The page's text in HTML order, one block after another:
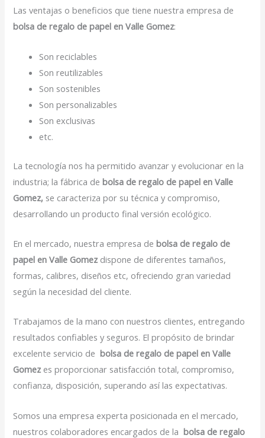
Las ventajas o beneficios que tiene nuestra empresa de
bolsa de regalo de papel en Valle Gomez:
Son reciclables
Son reutilizables
Son sostenibles
Son personalizables
Son exclusivas
etc.
La tecnología nos ha permitido avanzar y evolucionar en la
industria; la fábrica debolsa de regalo de papel en Valle
Gomez, se caracteriza por su técnica y compromiso,
desarrollando un producto final versión ecológico.
En el mercado, nuestra empresa debolsa de regalo de
papel en Valle Gomez dispone de diferentes tamaños,
formas, calibres, diseños etc, ofreciendo gran variedad
según la necesidad del cliente.
Trabajamos de la mano con nuestros clientes, entregando
resultados confiables y seguros. El propósito de brindar
excelente servicio debolsa de regalo de papel en Valle
Gomez es proporcionar satisfacción total, compromiso,
confianza, disposición, superando así las expectativas.
Somos una empresa experta posicionada en el mercado,
nuestros colaboradores encargados de labolsa de regalo